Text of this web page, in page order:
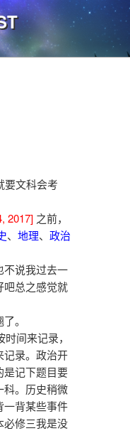
要文科会考
2017]之前，
、 地理、 政治
不说我过去一
总之感觉就
。
间来记录，
记录。政治开
是记下题目要
科。历史稍微
一背某些事件
修三我是没